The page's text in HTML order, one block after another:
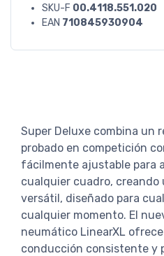
SKU-F 00.4118.551.020
EAN 710845930904
Super Deluxe combina un
probado en competición
fácilmente ajustable para
cualquier cuadro,
versátil, diseñado para
cualquier momento. El
neumático LinearXL
conducción consistente y